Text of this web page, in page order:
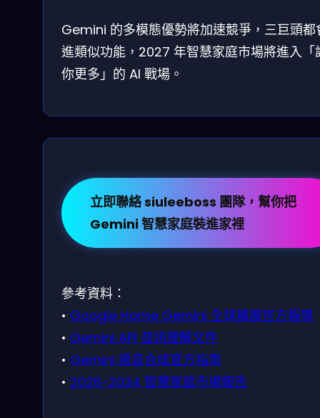
Gemini 的多模態優勢將加速競爭，三巨頭都
進類似功能，2027 年智慧家庭市場將進入「
你更多」的 AI 戰場。
立即聯絡 siuleeboss 團隊，幫你把
Gemini 智慧家庭裝進家裡
參考資料：
• Google Home Gemini 全球擴展官方報導
• Gemini API 音訊理解文件
• Gemini 語音合成官方指南
• 2026-2034 智慧家庭市場報告